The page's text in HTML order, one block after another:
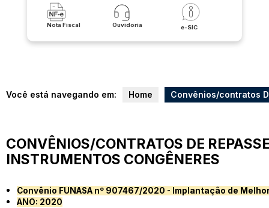
Nota Fiscal Ouvidoria e-SIC
Você está navegando em: Home Convênios/contratos
CONVÊNIOS/CONTRATOS DE
INSTRUMENTOS CONGÊNERES
Convênio FUNASA nº 907467/2020 - Implantação de
ANO: 2020